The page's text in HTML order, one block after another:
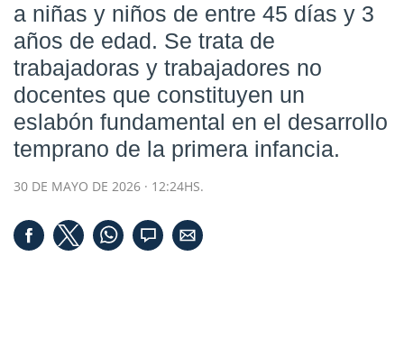
a niñas y niños de entre 45 días y 3
años de edad. Se trata de
trabajadoras y trabajadores no
docentes que constituyen un
eslabón fundamental en el desarrollo
temprano de la primera infancia.
30 DE MAYO DE 2026 · 12:24HS.